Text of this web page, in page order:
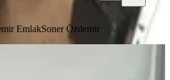
EmlakSoner Özdemir